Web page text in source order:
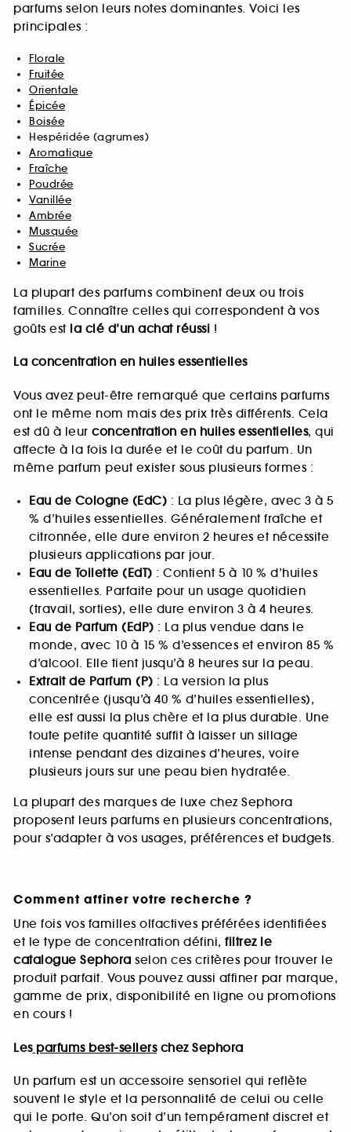
parfums selon leurs notes dominantes. Voici les
principales :
Florale
Fruitée
Orientale
Épicée
Boisée
Hespéridée (agrumes)
Aromatique
Fraîche
Poudrée
Vanillée
Ambrée
Musquée
Sucrée
Marine
La plupart des parfums combinent deux ou trois
familles. Connaître celles qui correspondent à vos
goûts est la clé d’un achat réussi !
La concentration en huiles essentielles
Vous avez peut-être remarqué que certains parfums
ont le même nom mais des prix très différents. Cela
est dû à leur concentration en huiles essentielles, qui
affecte à la fois la durée et le coût du parfum. Un
même parfum peut exister sous plusieurs formes :
Eau de Cologne (EdC) : La plus légère, avec 3 à 5
% d’huiles essentielles. Généralement fraîche et
citronnée, elle dure environ 2 heures et nécessite
plusieurs applications par jour.
Eau de Toilette (EdT) : Contient 5 à 10 % d’huiles
essentielles. Parfaite pour un usage quotidien
(travail, sorties), elle dure environ 3 à 4 heures.
Eau de Parfum (EdP) : La plus vendue dans le
monde, avec 10 à 15 % d’essences et environ 85 %
d’alcool. Elle tient jusqu’à 8 heures sur la peau.
Extrait de Parfum (P) : La version la plus
concentrée (jusqu’à 40 % d’huiles essentielles),
elle est aussi la plus chère et la plus durable. Une
toute petite quantité suffit à laisser un sillage
intense pendant des dizaines d’heures, voire
plusieurs jours sur une peau bien hydratée.
La plupart des marques de luxe chez Sephora
proposent leurs parfums en plusieurs concentrations,
pour s’adapter à vos usages, préférences et budgets.
Comment affiner votre recherche ?
Une fois vos familles olfactives préférées identifiées
et le type de concentration défini, filtrez le
catalogue Sephora selon ces critères pour trouver le
produit parfait. Vous pouvez aussi affiner par marque,
gamme de prix, disponibilité en ligne ou promotions
en cours !
Lesparfums best-sellerschez Sephora
Un parfum est un accessoire sensoriel qui reflète
souvent le style et la personnalité de celui ou celle
qui le porte. Qu’on soit d’un tempérament discret et